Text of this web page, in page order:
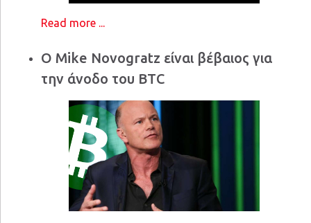
Read more ...
Ο Mike Novogratz είναι βέβαιος για
την άνοδο του BTC